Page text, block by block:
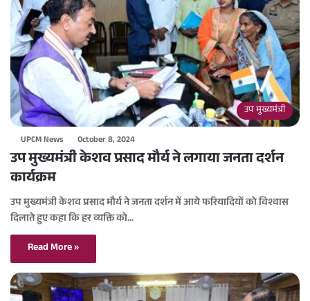
उप मुख्यमंत्री
UPCM News October 8, 2024
उप मुख्यमंत्री केशव प्रसाद मौर्य ने लगाया जनता दर्शन
कार्यक्रम
उप मुख्यमंत्री केशव प्रसाद मौर्य ने जनता दर्शन में आये फरियादियों को विश्वास
दिलाते हुए कहा कि हर व्यक्ति को…
Read More »